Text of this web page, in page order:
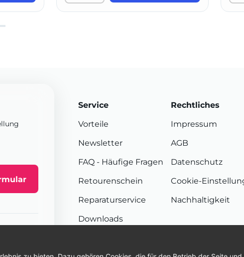
Service
Vorteile
Newsletter
FAQ - Häufige Fragen
Retourenschein
Reparaturservice
Downloads
Rechtliches
Impressum
AGB
Datenschutz
Cookie-
Nachhaltigkeit